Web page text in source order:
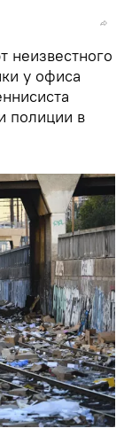
у офиса
полиции в